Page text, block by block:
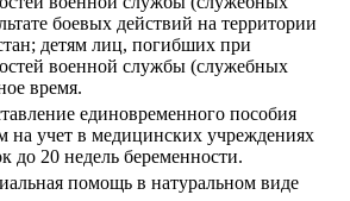
боевых действий на территории
детям лиц, погибших при
военной службы (служебных
время.
единовременного пособия
учет в медицинских учреждениях
до 20 недель беременности.
помощь в натуральном виде